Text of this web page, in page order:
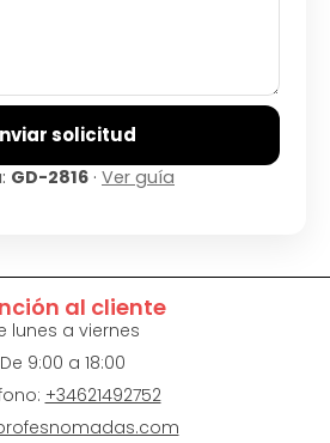
solicitud
GD-2816 · Ver guía
al cliente
lunes a viernes
De 9:00 a 18:00
+34621492752